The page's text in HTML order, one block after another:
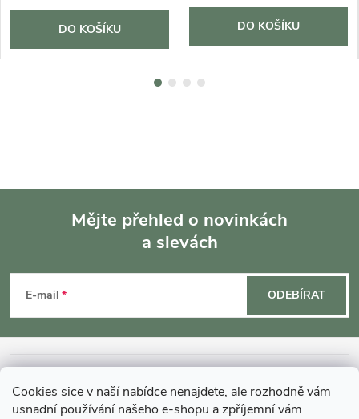
Cookies sice v naší nabídce nenajdete, ale rozhodně vám
usnadní používání našeho e-shopu a zpříjemní vám
DO KOŠÍKU DO KOŠÍKU
p
a
Mějte přehled o novinkách
a slevách
E-mail ODEBÍRAT